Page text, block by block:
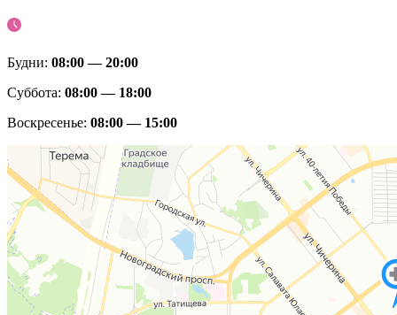
Будни: 08:00 — 20:00
Суббота: 08:00 — 18:00
Воскресенье: 08:00 — 15:00